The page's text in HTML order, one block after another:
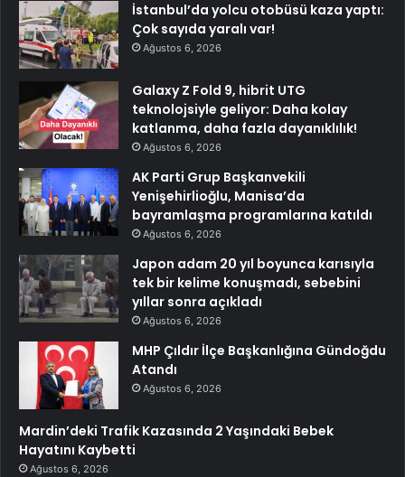
İstanbul’da yolcu otobüsü kaza yaptı:
Çok sayıda yaralı var!
Ağustos 6, 2026
Galaxy Z Fold 9, hibrit UTG
teknolojsiyle geliyor: Daha kolay
katlanma, daha fazla dayanıklılık!
Ağustos 6, 2026
AK Parti Grup Başkanvekili
Yenişehirlioğlu, Manisa’da
bayramlaşma programlarına katıldı
Ağustos 6, 2026
Japon adam 20 yıl boyunca karısıyla
tek bir kelime konuşmadı, sebebini
yıllar sonra açıkladı
Ağustos 6, 2026
MHP Çıldır İlçe Başkanlığına Gündoğdu
Atandı
Ağustos 6, 2026
Mardin’deki Trafik Kazasında 2 Yaşındaki Bebek
Hayatını Kaybetti
Ağustos 6, 2026